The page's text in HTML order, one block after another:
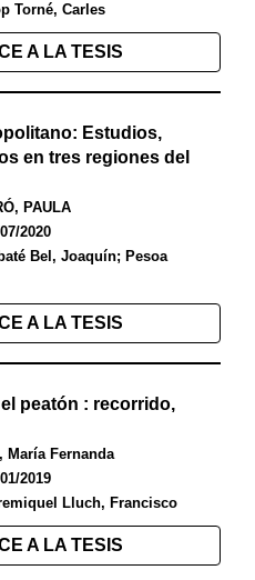
Torné, Carles
A LA TESIS
Estudios,
en tres regiones del
PAULA
2020
Bel, Joaquín; Pesoa
A LA TESIS
peatón : recorrido,
María Fernanda
01/2019
Lluch, Francisco
A LA TESIS